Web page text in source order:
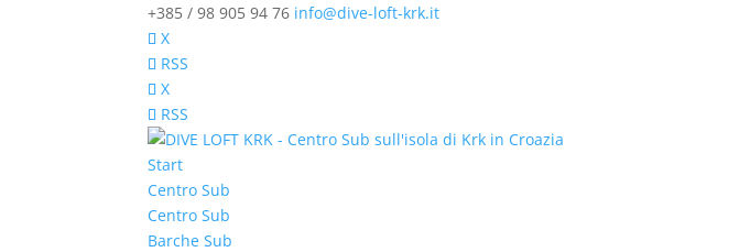
+385 / 98 905 94 76 info@dive-loft-krk.it
X
RSS
X
RSS
Start
Centro Sub
Centro Sub
Barche Sub